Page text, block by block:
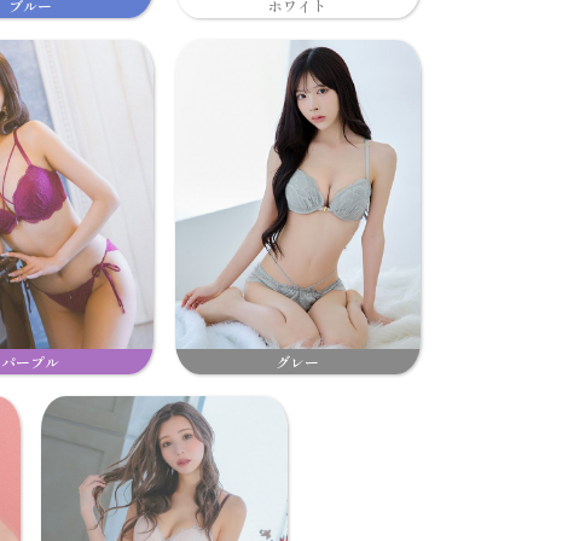
ブルー ホワイト
パープル グレー